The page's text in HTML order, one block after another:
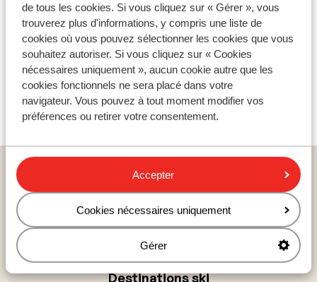
de tous les cookies. Si vous cliquez sur « Gérer », vous
trouverez plus d'informations, y compris une liste de
cookies où vous pouvez sélectionner les cookies que vous
souhaitez autoriser. Si vous cliquez sur « Cookies
nécessaires uniquement », aucun cookie autre que les
cookies fonctionnels ne sera placé dans votre
navigateur. Vous pouvez à tout moment modifier vos
préférences ou retirer votre consentement.
Accepter
Cookies nécessaires uniquement
Gérer
Pays populaires ski
France : Alpes du Nord
France : Alpes du Sud
Andorre
Destinations ski